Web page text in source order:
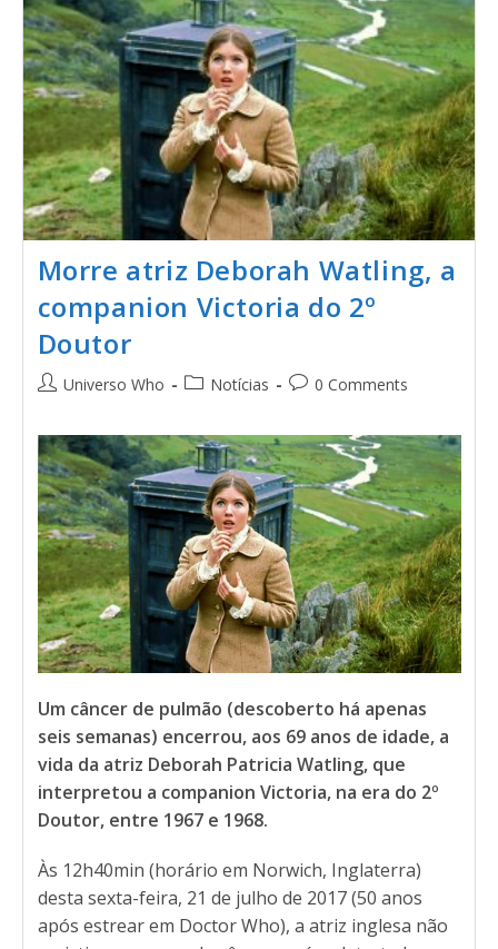
Morre atriz Deborah Watling, a
companion Victoria do 2º
Doutor
Universo Who Notícias 0 Comments
Um câncer de pulmão (descoberto há apenas
seis semanas) encerrou, aos 69 anos de idade, a
vida da atriz Deborah Patricia Watling, que
interpretou a companion Victoria, na era do 2º
Doutor, entre 1967 e 1968.
Às 12h40min (horário em Norwich, Inglaterra)
desta sexta-feira, 21 de julho de 2017 (50 anos
após estrear em Doctor Who), a atriz inglesa não